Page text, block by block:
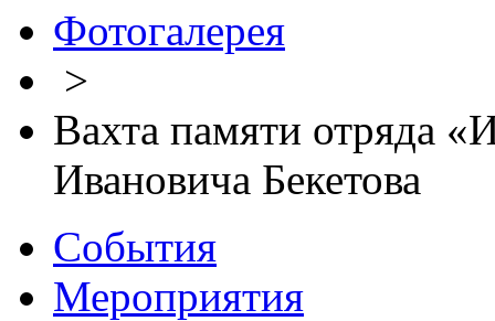
Фотогалерея
>
Вахта памяти отряда
Ивановича Бекетова
События
Мероприятия